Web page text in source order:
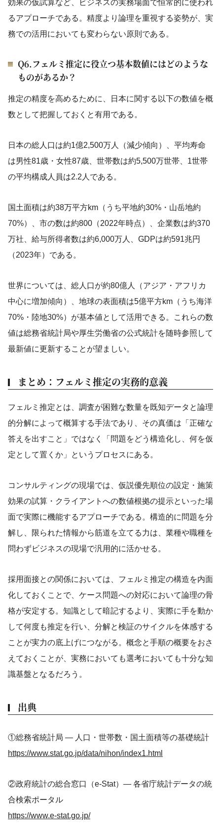
効果の仮試算など、ビジネスの実務場面で恒常的に使われ
るアプローチである。精度より論理を重視する姿勢が、実
務での活用においても変わらない原則である。
Q6.フェルミ推定に役立つ基本数値にはどのような
ものがあるか？
推定の精度を高めるために、日本に関する以下の数値を概
数として把握しておくと有用である。
日本の総人口は約1億2,500万人（減少傾向）、平均寿命
は男性81歳・女性87歳、世帯数は約5,500万世帯、1世帯
の平均構成人員は2.2人である。
国土面積は約38万平方km（うち平地約30%・山岳地約
70%）、市の数は約800（2022年時点）、企業数は約370
万社、給与所得者数は約6,000万人、GDPは約591兆円
（2023年）である。
世界については、総人口が約80億人（アジア・アフリカ
中心に増加傾向）、地球の表面積は5億平方km（うち海洋
70%・陸地30%）が基本値として活用できる。これらの数
値は総務省統計局や厚生労働省の公式統計を随時参照して
最新値に更新することが望ましい。
まとめ：フェルミ推定の実務的意義
フェルミ推定とは、調査が困難な数量を既知データと論理
的分解によって概算する手法であり、その真価は「正確な
答えを出すこと」ではなく「問題をどう構造化し、何を仮
定として置くか」というプロセスにある。
コンサルティングの現場では、仮説優先順位の設定・施策
効果の試算・クライアントへの数値根拠の提示といった場
面で実際に機能するアプローチである。構造的に問題を分
解し、限られた情報から筋道を立てる力は、業種や職種を
問わずビジネスの現場で汎用的に活かせる。
採用面接との関係においては、フェルミ推定の構造を内面
化しておくことで、ケース問題への対応において論理の骨
格が安定する。知識として暗記するより、実際に手を動か
して何度も推定を行い、分解と検証のサイクルを体感する
ことが実力の底上げにつながる。概念と手順の概要をおさ
えておくことが、実務においても選考においても十分な知
識基盤となるだろう。
出典
①総務省統計局 ― 人口・世帯数・国土面積等の基礎統計
https://www.stat.go.jp/data/nihon/index1.html
②政府統計の総合窓口（e-Stat）― 各省庁統計データの統
合検索ポータル
https://www.e-stat.go.jp/